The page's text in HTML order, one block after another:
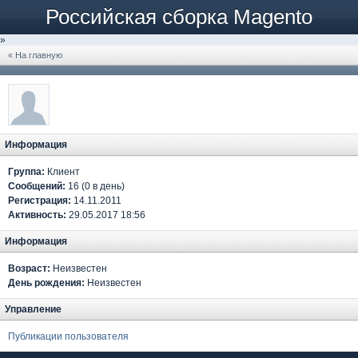
Российская сборка Magento
»
« На главную
Информация
Группа: Клиент
Сообщений: 16 (0 в день)
Регистрация: 14.11.2011
Активность: 29.05.2017 18:56
Информация
Возраст: Неизвестен
День рождения: Неизвестен
Управление
Публикации пользователя